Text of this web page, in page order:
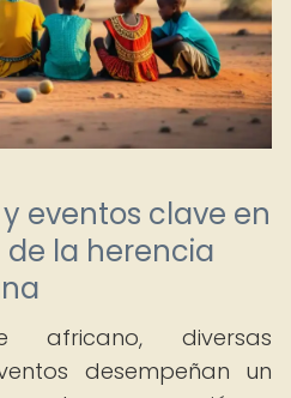
eventos clave en
la herencia
africano, diversas
desempeñan un